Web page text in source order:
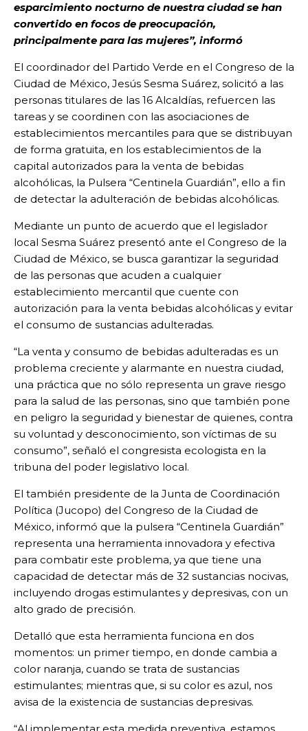
esparcimiento nocturno de nuestra ciudad se han
convertido en focos de preocupación,
principalmente para las mujeres”, informó
El coordinador del Partido Verde en el Congreso de la
Ciudad de México, Jesús Sesma Suárez, solicitó a las
personas titulares de las 16 Alcaldías, refuercen las
tareas y se coordinen con las asociaciones de
establecimientos mercantiles para que se distribuyan
de forma gratuita, en los establecimientos de la
capital autorizados para la venta de bebidas
alcohólicas, la Pulsera “Centinela Guardián”, ello a fin
de detectar la adulteración de bebidas alcohólicas.
Mediante un punto de acuerdo que el legislador
local Sesma Suárez presentó ante el Congreso de la
Ciudad de México, se busca garantizar la seguridad
de las personas que acuden a cualquier
establecimiento mercantil que cuente con
autorización para la venta bebidas alcohólicas y evitar
el consumo de sustancias adulteradas.
“La venta y consumo de bebidas adulteradas es un
problema creciente y alarmante en nuestra ciudad,
una práctica que no sólo representa un grave riesgo
para la salud de las personas, sino que también pone
en peligro la seguridad y bienestar de quienes, contra
su voluntad y desconocimiento, son víctimas de su
consumo”, señaló el congresista ecologista en la
tribuna del poder legislativo local.
El también presidente de la Junta de Coordinación
Política (Jucopo) del Congreso de la Ciudad de
México, informó que la pulsera “Centinela Guardián”
representa una herramienta innovadora y efectiva
para combatir este problema, ya que tiene una
capacidad de detectar más de 32 sustancias nocivas,
incluyendo drogas estimulantes y depresivas, con un
alto grado de precisión.
Detalló que esta herramienta funciona en dos
momentos: un primer tiempo, en donde cambia a
color naranja, cuando se trata de sustancias
estimulantes; mientras que, si su color es azul, nos
avisa de la existencia de sustancias depresivas.